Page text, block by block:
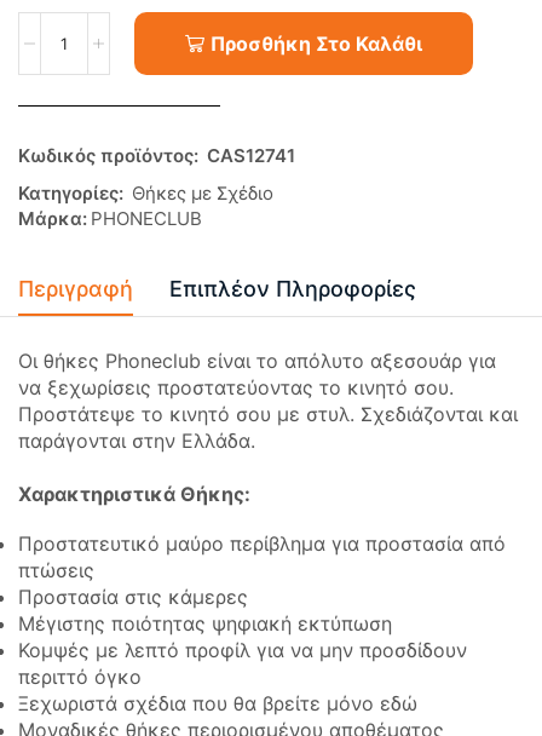
Προσθήκη Στο Καλάθι
Κωδικός προϊόντος: CAS12741
Κατηγορίες: Θήκες με Σχέδιο
Μάρκα: PHONECLUB
Περιγραφή Επιπλέον Πληροφορίες
Οι θήκες Phoneclub είναι το απόλυτο αξεσουάρ για
να ξεχωρίσεις προστατεύοντας το κινητό σου.
Προστάτεψε το κινητό σου με στυλ. Σχεδιάζονται και
παράγονται στην Ελλάδα.
Χαρακτηριστικά Θήκης:
Προστατευτικό μαύρο περίβλημα για προστασία από
πτώσεις
Προστασία στις κάμερες
Μέγιστης ποιότητας ψηφιακή εκτύπωση
Κομψές με λεπτό προφίλ για να μην προσδίδουν
περιττό όγκο
Ξεχωριστά σχέδια που θα βρείτε μόνο εδώ
Μοναδικές θήκες περιορισμένου αποθέματος